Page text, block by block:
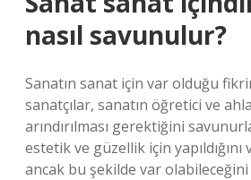
nasıl savunulur?
Sanatın sanat için var olduğu
sanatçılar, sanatın öğretici ve
arındırılması gerektiğini
estetik ve güzellik için yapıldığını
ancak bu şekilde var